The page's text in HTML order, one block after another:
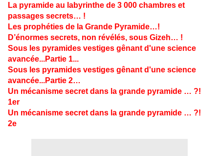
La pyramide au labyrinthe de 3 000 chambres et
passages secrets… !
Les prophéties de la Grande Pyramide…!
D’énormes secrets, non révélés, sous Gizeh… !
Sous les pyramides vestiges gênant d'une science
avancée...Partie 1...
Sous les pyramides vestiges gênant d'une science
avancée...Partie 2…
Un mécanisme secret dans la grande pyramide … ?!
1er
Un mécanisme secret dans la grande pyramide … ?!
2e